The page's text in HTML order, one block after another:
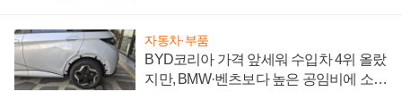
자동차·부품
BYD코리아 가격 앞세워 수입차 4위 올랐
지만, BMW·벤츠보다 높은 공임비에 소비